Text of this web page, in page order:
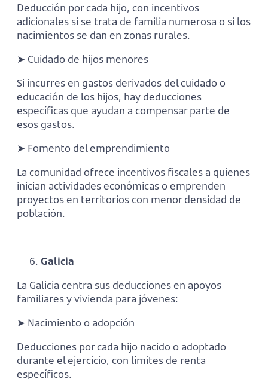
Deducción por cada hijo, con incentivos
adicionales si se trata de familia numerosa o si los
nacimientos se dan en zonas rurales.
➤ Cuidado de hijos menores
Si incurres en gastos derivados del cuidado o
educación de los hijos, hay deducciones
específicas que ayudan a compensar parte de
esos gastos.
➤ Fomento del emprendimiento
La comunidad ofrece incentivos fiscales a quienes
inician actividades económicas o emprenden
proyectos en territorios con menor densidad de
población.
Galicia
La Galicia centra sus deducciones en apoyos
familiares y vivienda para jóvenes:
➤ Nacimiento o adopción
Deducciones por cada hijo nacido o adoptado
durante el ejercicio, con límites de renta
específicos.